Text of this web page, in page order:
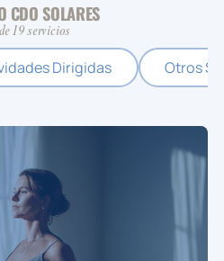
CDO SOLARES
19 servicios
Dirigidas Otros